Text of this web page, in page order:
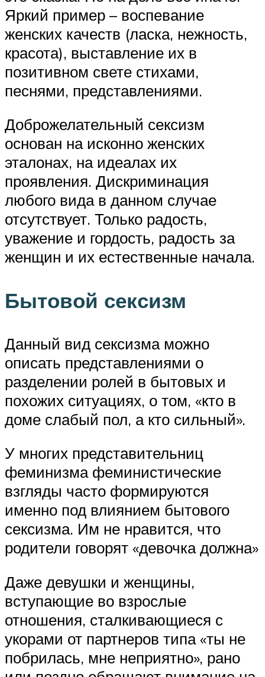
Яркий пример – воспевание
женских качеств (ласка, нежность,
красота), выставление их в
позитивном свете стихами,
песнями, представлениями.
Доброжелательный сексизм
основан на исконно женских
эталонах, на идеалах их
проявления. Дискриминация
любого вида в данном случае
отсутствует. Только радость,
уважение и гордость, радость за
женщин и их естественные начала.
Бытовой сексизм
Данный вид сексизма можно
описать представлениями о
разделении ролей в бытовых и
похожих ситуациях, о том, «кто в
доме слабый пол, а кто сильный».
У многих представительниц
феминизма феминистические
взгляды часто формируются
именно под влиянием бытового
сексизма. Им не нравится, что
родители говорят «девочка должна»
Даже девушки и женщины,
вступающие во взрослые
отношения, сталкивающиеся с
укорами от партнеров типа «ты не
побрилась, мне неприятно», рано